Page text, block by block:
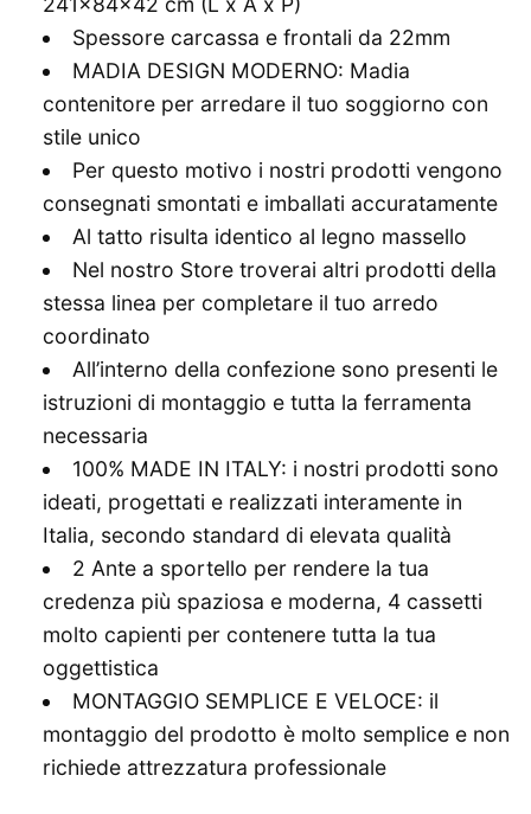
Spessore carcassa e frontali da 22mm
MADIA DESIGN MODERNO: Madia
contenitore per arredare il tuo soggiorno con
stile unico
Per questo motivo i nostri prodotti vengono
consegnati smontati e imballati accuratamente
Al tatto risulta identico al legno massello
Nel nostro Store troverai altri prodotti della
stessa linea per completare il tuo arredo
coordinato
All’interno della confezione sono presenti le
istruzioni di montaggio e tutta la ferramenta
necessaria
100% MADE IN ITALY: i nostri prodotti sono
ideati, progettati e realizzati interamente in
Italia, secondo standard di elevata qualità
2 Ante a sportello per rendere la tua
credenza più spaziosa e moderna, 4 cassetti
molto capienti per contenere tutta la tua
oggettistica
MONTAGGIO SEMPLICE E VELOCE: il
montaggio del prodotto è molto semplice e non
richiede attrezzatura professionale